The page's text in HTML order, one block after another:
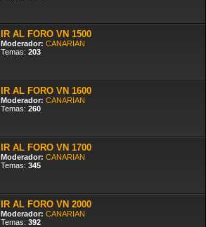
IR AL FORO VN 1500
Moderador: CANARIAN
Temas: 203
IR AL FORO VN 1600
Moderador: CANARIAN
Temas: 260
IR AL FORO VN 1700
Moderador: CANARIAN
Temas: 345
IR AL FORO VN 2000
Moderador: CANARIAN
Temas: 392